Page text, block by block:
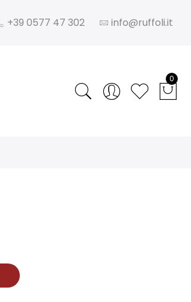
+39 0577 47 302 info@ruffoli.it
0